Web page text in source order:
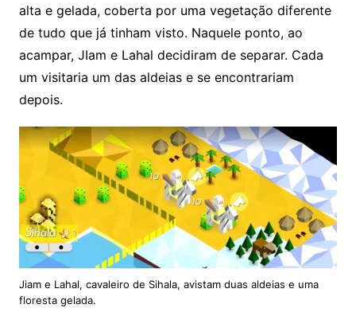
alta e gelada, coberta por uma vegetação diferente
de tudo que já tinham visto. Naquele ponto, ao
acampar, JIam e Lahal decidiram de separar. Cada
um visitaria um das aldeias e se encontrariam
depois.
Jiam e Lahal, cavaleiro de Sihala, avistam duas aldeias e uma
floresta gelada.